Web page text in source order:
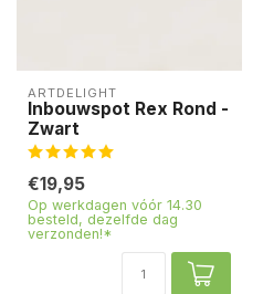
ARTDELIGHT
Inbouwspot Rex Rond -
Zwart
€19,95
Op werkdagen vóór 14.30
besteld, dezelfde dag
verzonden!*